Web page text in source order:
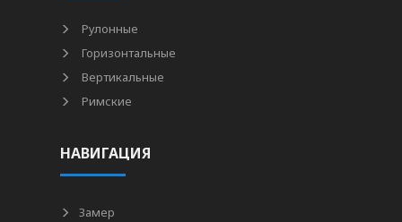
Рулонные
Горизонтальные
Вертикальные
Римские
НАВИГАЦИЯ
Замер